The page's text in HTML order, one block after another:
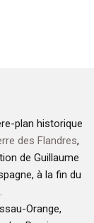
plan historique
des Flandres,
de Guillaume
à la fin du
Orange,